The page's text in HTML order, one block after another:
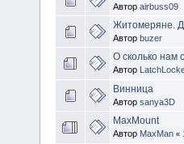
Автор airbuss09
Житомеряне.
Автор buzer
О сколько нам
Автор
Винница
Автор sanya3D
MaxMount
Автор MaxMan « 1